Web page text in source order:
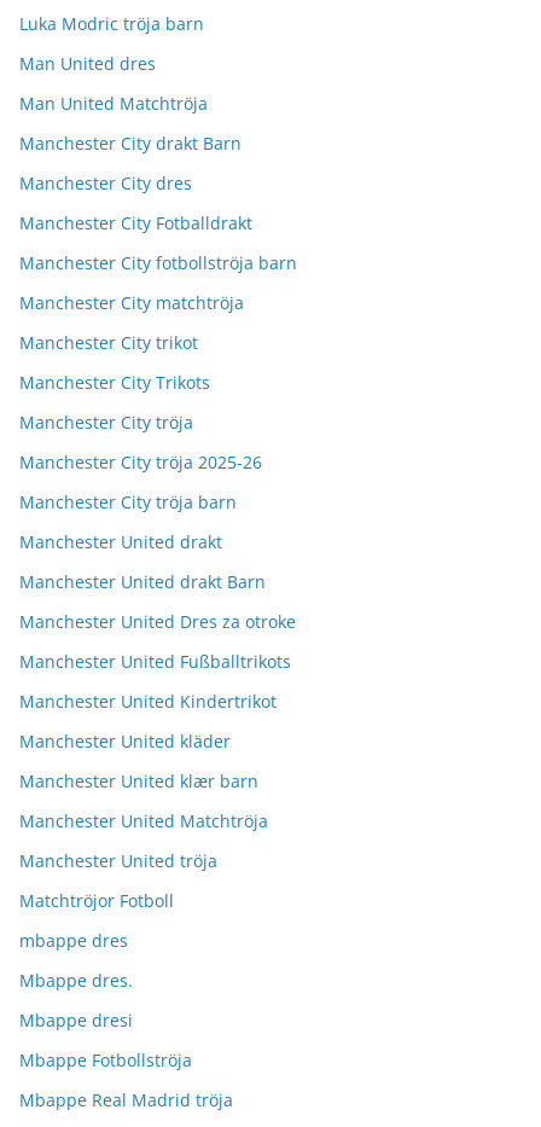
Luka Modric tröja barn
Man United dres
Man United Matchtröja
Manchester City drakt Barn
Manchester City dres
Manchester City Fotballdrakt
Manchester City fotbollströja barn
Manchester City matchtröja
Manchester City trikot
Manchester City Trikots
Manchester City tröja
Manchester City tröja 2025-26
Manchester City tröja barn
Manchester United drakt
Manchester United drakt Barn
Manchester United Dres za otroke
Manchester United Fußballtrikots
Manchester United Kindertrikot
Manchester United kläder
Manchester United klær barn
Manchester United Matchtröja
Manchester United tröja
Matchtröjor Fotboll
mbappe dres
Mbappe dres.
Mbappe dresi
Mbappe Fotbollströja
Mbappe Real Madrid tröja